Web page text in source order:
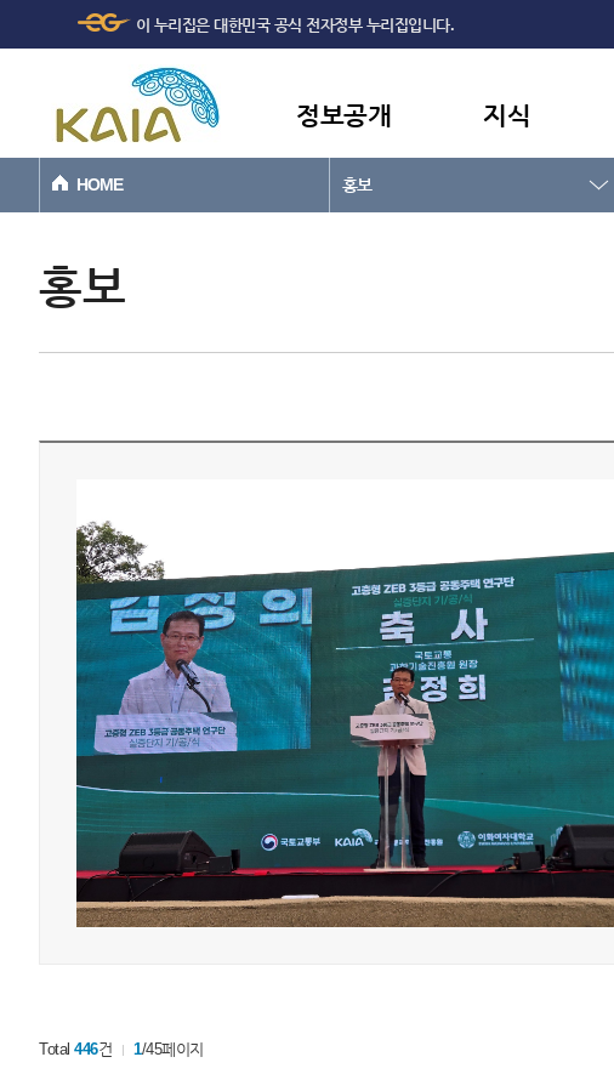
본문바로가기
이 누리집은 대한민국 공식 전자정부 누리집입니다.
정보공개 지식
HOME 홍보
홍보
Total 446건 1/45페이지